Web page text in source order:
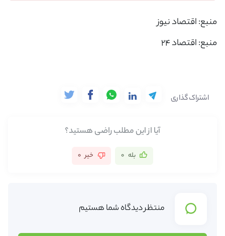
منبع:اقتصاد نیوز
منبع: اقتصاد 24
اشتراک گذاری
آیا از این مطلب راضی هستید؟
بله 0 خیر 0
منتظر دیدگاه شما هستیم